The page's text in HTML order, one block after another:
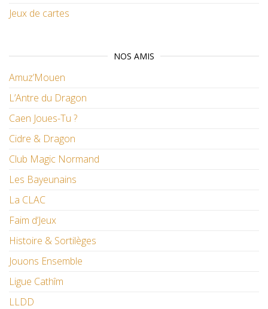
Jeux de cartes
NOS AMIS
Amuz’Mouen
L’Antre du Dragon
Caen Joues-Tu ?
Cidre & Dragon
Club Magic Normand
Les Bayeunains
La CLAC
Faim d’Jeux
Histoire & Sortilèges
Jouons Ensemble
Ligue Cathîm
LLDD